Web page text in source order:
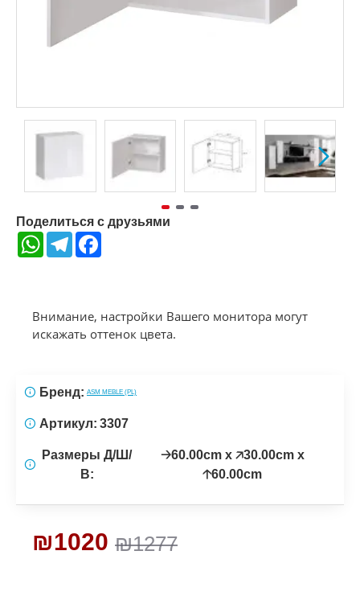
Поделиться с друзьями
WhatsAppTelegram
Внимание, настройки Вашего монитора могут
искажать оттенок цвета.
₪1277
₪1020
Бренд: ASM MEBLE (PL)
Артикул: 3307
Размеры Д/Ш/
В:
🡢60.00cm x 🡥30.00cm x
🡡60.00cm